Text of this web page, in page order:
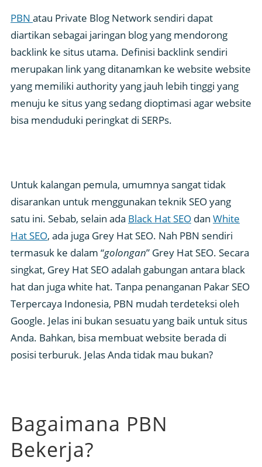
PBN atau Private Blog Network sendiri dapat
diartikan sebagai jaringan blog yang mendorong
backlink ke situs utama. Definisi backlink sendiri
merupakan link yang ditanamkan ke website website
yang memiliki authority yang jauh lebih tinggi yang
menuju ke situs yang sedang dioptimasi agar website
bisa menduduki peringkat di SERPs.
Untuk kalangan pemula, umumnya sangat tidak
disarankan untuk menggunakan teknik SEO yang
satu ini. Sebab, selain ada Black Hat SEO dan White
Hat SEO, ada juga Grey Hat SEO. Nah PBN sendiri
termasuk ke dalam “golongan” Grey Hat SEO. Secara
singkat, Grey Hat SEO adalah gabungan antara black
hat dan juga white hat. Tanpa penanganan Pakar SEO
Terpercaya Indonesia, PBN mudah terdeteksi oleh
Google. Jelas ini bukan sesuatu yang baik untuk situs
Anda. Bahkan, bisa membuat website berada di
posisi terburuk. Jelas Anda tidak mau bukan?
Bagaimana PBN
Bekerja?